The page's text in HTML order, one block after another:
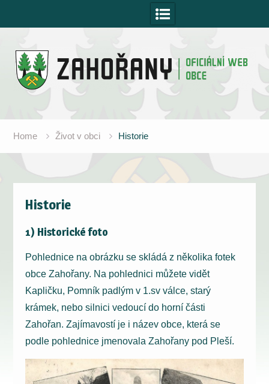
Home Život v obci Historie
Historie
1) Historické foto
Pohlednice na obrázku se skládá z několika fotek
obce Zahořany. Na pohlednici můžete vidět
Kapličku, Pomník padlým v 1.sv válce, starý
krámek, nebo silnici vedoucí do horní části
Zahořan. Zajímavostí je i název obce, která se
podle pohlednice jmenovala Zahořany pod Pleší.